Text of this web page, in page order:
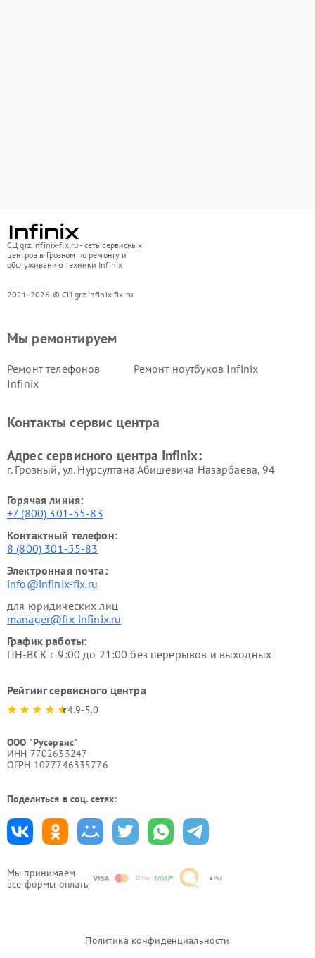
СЦ grz.infinix-fix.ru - сеть сервисных
центров в Грозном по ремонту и
обслуживанию техники Infinix
2021-2026 © СЦ grz.infinix-fix.ru
Мы принимаем
все формы оплаты
Мы ремонтируем
Ремонт телефонов
Infinix
Ремонт ноутбуков Infinix
Контакты сервис центра
Адрес сервисного центра Infinix:
г. Грозный, ул. Нурсултана Абишевича Назарбаева, 94
Горячая линия:
+7 (800) 301-55-83
Контактный телефон:
8 (800) 301-55-83
Электронная почта:
info@infinix-fix.ru
для юридических лиц
manager@fix-infinix.ru
График работы:
ПН-ВСК с 9:00 до 21:00 без перерывов и выходных
Рейтинг сервисного центра
4.9-5.0
ООО "Русервис"
ИНН 7702633247
ОГРН 1077746335776
Поделиться в соц. сетях:
Политика конфиденциальности